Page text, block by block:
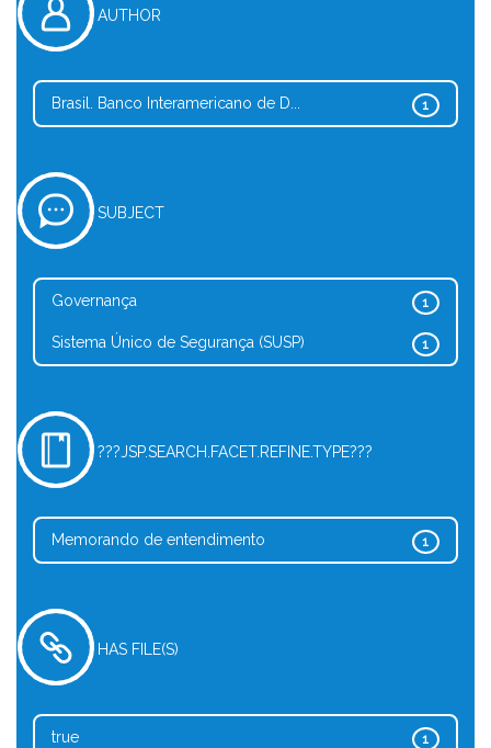
AUTHOR
1
Brasil. Banco Interamericano de D...
SUBJECT
1
Governança
1
Sistema Único de Segurança (SUSP)
???JSP.SEARCH.FACET.REFINE.TYPE???
1
Memorando de entendimento
HAS FILE(S)
1
true